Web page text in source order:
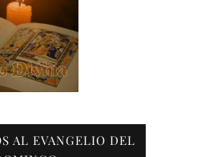
AL EVANGELIO DEL